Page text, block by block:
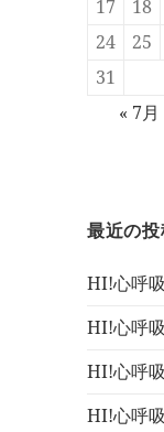
17
18
24
25
31
« 7月
最近の
HI!心呼
HI!心呼
HI!心呼
HI!心呼